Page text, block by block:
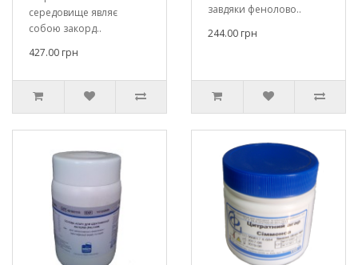
середовище являє
собою закорд..
427.00 грн
завдяки фенолово..
244.00 грн